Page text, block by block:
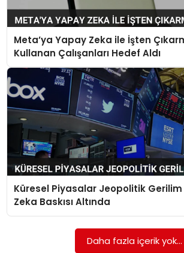
SPOR
TEKNOLOJI
GENEL
Meta’ya Yapay Zeka ile İşten
Kullanan Çalışanları Hedef Aldı
Küresel Piyasalar Jeopolitik
Zeka Baskısı Altında
Daha fazla içerik yok...